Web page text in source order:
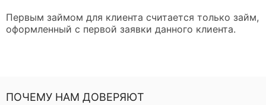
Первым займом для клиента считается только займ,
оформленный с первой заявки данного клиента.
ПОЧЕМУ НАМ ДОВЕРЯЮТ